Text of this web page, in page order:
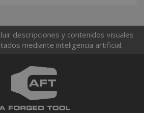
descripciones y contenidos visuales
mediante inteligencia artificial.